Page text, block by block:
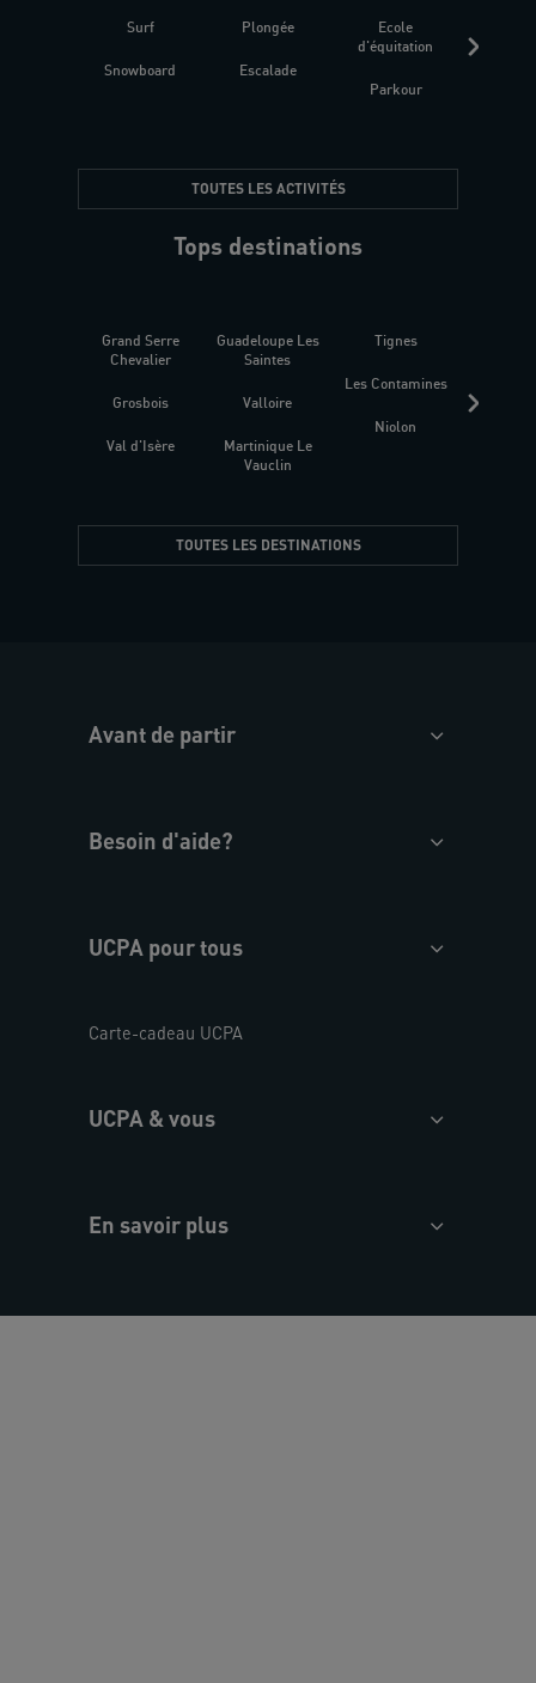
Surf
Snowboard
Plongée
Escalade
Ecole
d'équitation
Parkour
TOUTES LES ACTIVITÉS
Tops destinations
Grand Serre
Chevalier
Grosbois
Val d'Isère
Guadeloupe Les
Saintes
Valloire
Martinique Le
Vauclin
Tignes
Les Contamines
Niolon
TOUTES LES DESTINATIONS
Avant de partir
Besoin d'aide?
UCPA pour tous
Carte-cadeau UCPA
UCPA & vous
En savoir plus